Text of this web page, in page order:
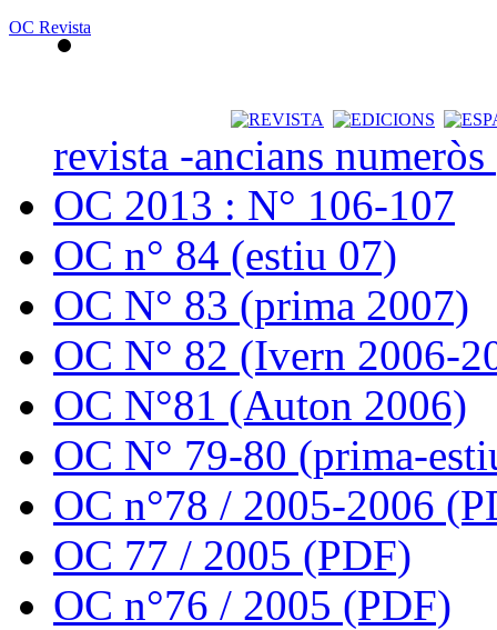
OC Revista
revista -ancians
OC 2013 : N° 106-107
OC n° 84 (estiu 07)
OC N° 83 (prima 2007)
OC N° 82 (Ivern 2006-
OC N°81 (Auton 2006)
OC N° 79-80 (prima-
OC n°78 / 2005-2006
OC 77 / 2005 (PDF)
OC n°76 / 2005 (PDF)